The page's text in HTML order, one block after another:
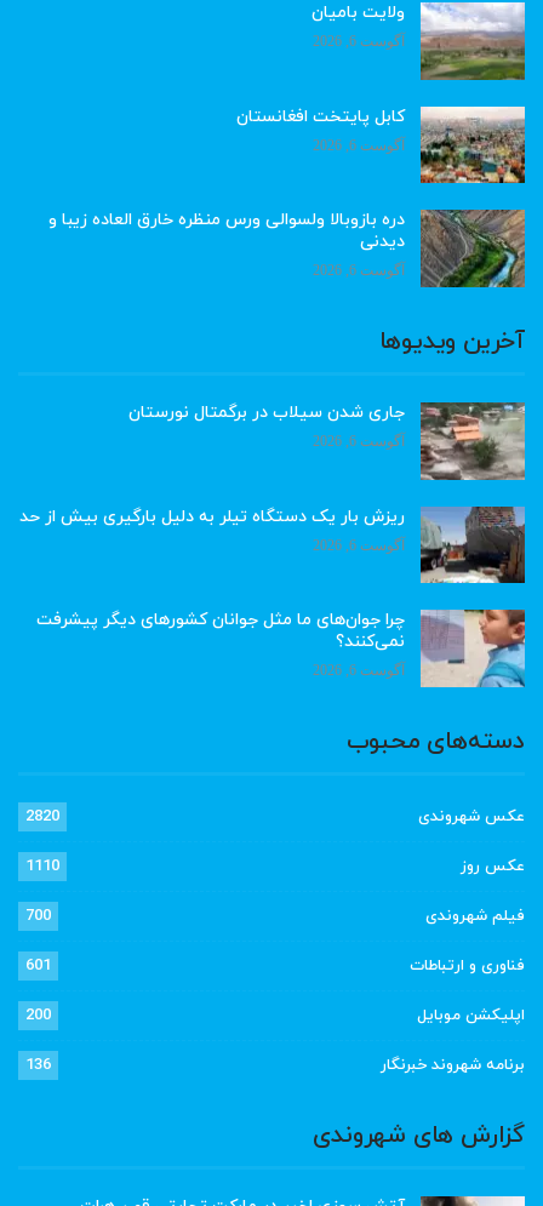
ولایت بامیان
آگوست 6, 2026
کابل پایتخت افغانستان
آگوست 6, 2026
دره بازوبالا ولسوالی ورس منظره خارق العاده زیبا و
دیدنی
آگوست 6, 2026
آخرین ویدیوها
جاری شدن سیلاب در برگمتال نورستان
آگوست 6, 2026
ریزش بار یک دستگاه تیلر به دلیل بارگیری بیش از حد
آگوست 6, 2026
چرا جوان‌های ما مثل جوانان کشورهای دیگر پیشرفت
نمی‌کنند؟
آگوست 6, 2026
دسته‌های محبوب
عکس شهروندی 2820
عکس روز 1110
فیلم شهروندی 700
فناوری و ارتباطات 601
اپلیکشن موبایل 200
برنامه شهروند خبرنگار 136
گزارش های شهروندی